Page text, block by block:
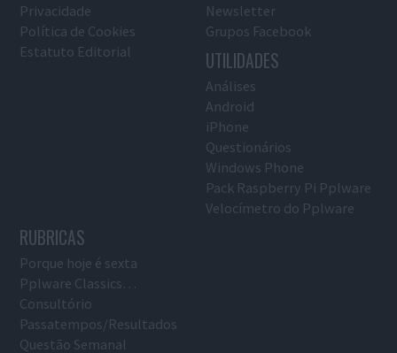
Privacidade
Política de Cookies
Estatuto Editorial
Newsletter
Grupos Facebook
UTILIDADES
Análises
Android
iPhone
Questionários
Windows Phone
Pack Raspberry Pi Pplware
Velocímetro do Pplware
RUBRICAS
Porque hoje é sexta
Pplware Classics…
Consultório
Passatempos/Resultados
Questão Semanal